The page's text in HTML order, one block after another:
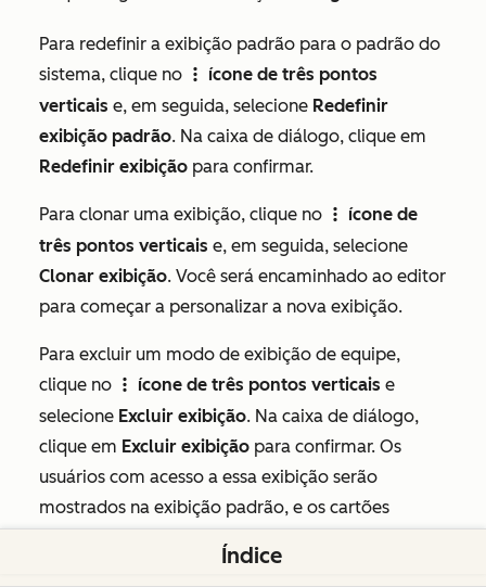
Para redefinir a exibição padrão para o padrão do
sistema, clique no
verticalMenu
ícone de três pontos
verticais e, em seguida, selecione Redefinir
exibição padrão. Na caixa de diálogo, clique em
Redefinir exibição para confirmar.
Para clonar uma exibição, clique no verticalMenu
ícone de
três pontos verticais e, em seguida, selecione
Clonar exibição. Você será encaminhado ao editor
para começar a personalizar a nova exibição.
Para excluir um modo de exibição de equipe,
clique no
verticalMenu ícone de três pontos verticais e
selecione Excluir exibição. Na caixa de diálogo,
clique em Excluir exibição para confirmar. Os
usuários com acesso a essa exibição serão
mostrados na exibição padrão, e os cartões
disponíveis para serem adicionados a outras
Índice